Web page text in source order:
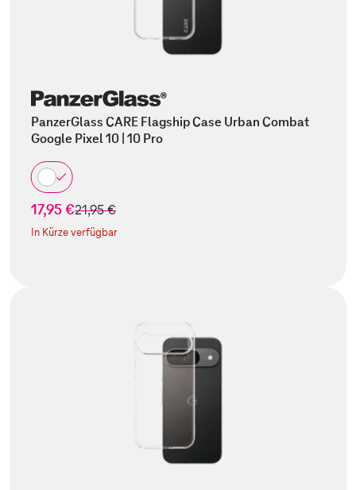
PanzerGlass CARE Flagship Case Urban Combat
Google Pixel 10 | 10 Pro
17,95 €statt
21,95 €
In Kürze verfügbar